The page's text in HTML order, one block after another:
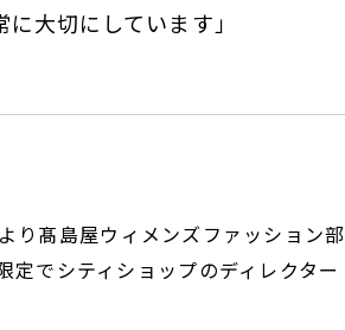
大切にしています」
り髙島屋ウィメンズファッション部
定でシティショップのディレクター